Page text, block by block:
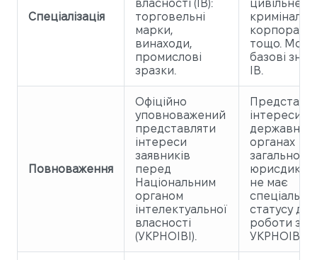
Спеціалізація
власності (ІВ):
торговельні
марки,
винаходи,
промислові
зразки.
цивільне,
тощо.
базові
ІВ.
Повноваження
Офіційно
уповноважений
представляти
інтереси
заявників
перед
Національним
органом
інтелектуальної
власності
(УКРНОІВІ).
інтереси в
державних
органах
загальної
не має
статусу для
роботи з
УКРНОІВІ.